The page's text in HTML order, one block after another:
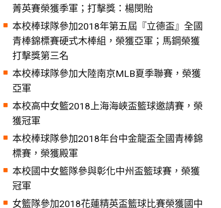
菁英賽榮獲季軍；打擊獎：楊閔貽
本校棒球隊參加2018年第五屆『立德盃』全國
青棒錦標賽硬式木棒組，榮獲亞軍；馬鋼榮獲
打擊獎第三名
本校棒球隊參加大陸南京MLB夏季聯賽，榮獲
亞軍
本校高中女籃2018上海海峽盃籃球邀請賽，榮
獲冠軍
本校棒球隊參加2018年台中金龍盃全國青棒錦
標賽，榮獲殿軍
本校國中女籃隊參與彰化中州盃籃球賽，榮獲
冠軍
女籃隊參加2018花蓮精英盃籃球比賽榮獲國中